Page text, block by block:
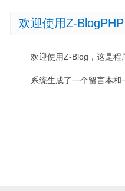
欢迎使用Z-BlogPHP
欢迎使用Z-Blog，这是程
系统生成了一个留言本